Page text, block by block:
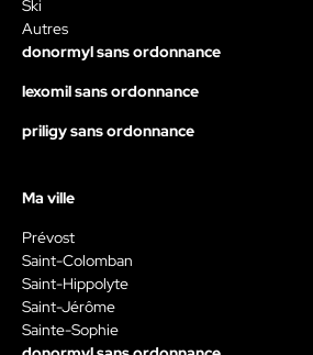
Ski
Autres
donormyl sans ordonnance
lexomil sans ordonnance
priligy sans ordonnance
Ma ville
Prévost
Saint-Colomban
Saint-Hippolyte
Saint-Jérôme
Sainte-Sophie